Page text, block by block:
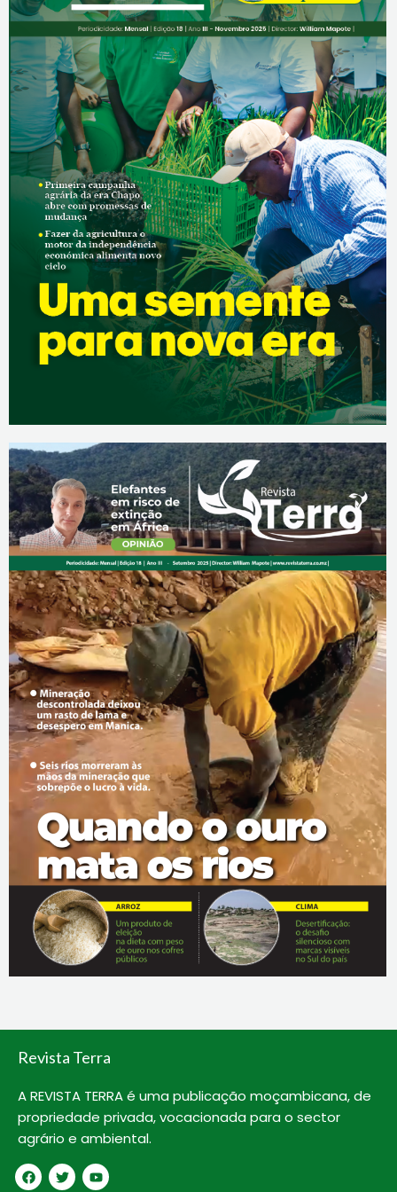
Revista Terra
A REVISTA TERRA é uma publicação moçambicana, de
propriedade privada, vocacionada para o sector
agrário e ambiental.
F
a
T
w
Y
o